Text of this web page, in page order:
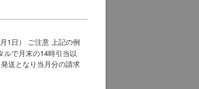
1日） ご注意 上記の例
で月末の14時引当以
送となり当月分の請求